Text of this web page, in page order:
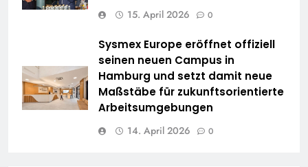
15. April 2026 0
Sysmex Europe eröffnet offiziell
seinen neuen Campus in
Hamburg und setzt damit neue
Maßstäbe für zukunftsorientierte
Arbeitsumgebungen
14. April 2026 0